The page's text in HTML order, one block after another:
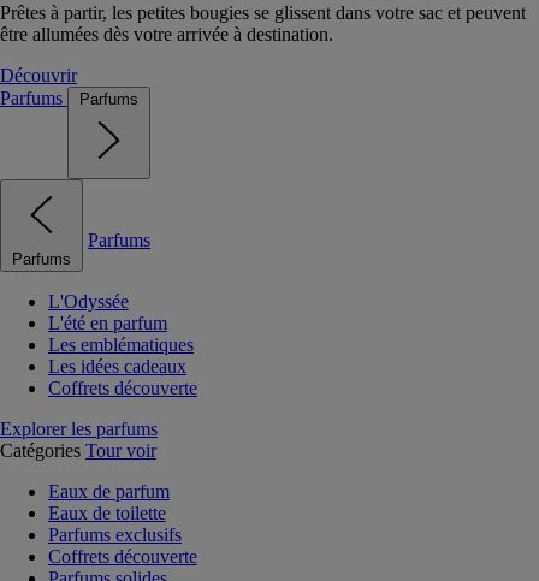
Prêtes à partir, les petites bougies se glissent dans votre sac et peuvent
être allumées dès votre arrivée à destination.
Découvrir
Parfums
Parfums
Parfums
Parfums
L'Odyssée
L'été en parfum
Les emblématiques
Les idées cadeaux
Coffrets découverte
Explorer les parfums
Catégories Tour voir
Eaux de parfum
Eaux de toilette
Parfums exclusifs
Coffrets découverte